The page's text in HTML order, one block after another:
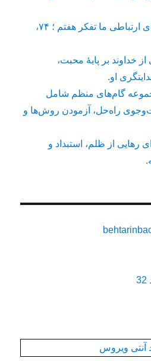
جواب فعالیت سبک های ارتباطی ما تفکر هفتم ؛ ۷۴،
خداوند بر پایهٔ محبت،
او.
گام‌های منظم شامل
راه‌حل، آزمودن روش‌ها و
رهایی از ظلم، استبداد و
آنتی ویروس